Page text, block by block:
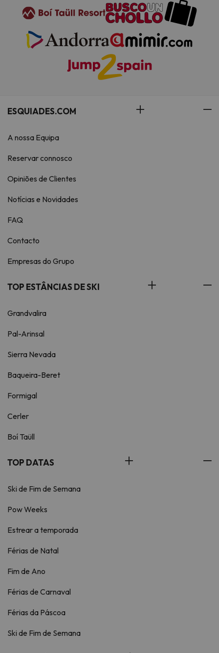
ESQUIADES.COM
A nossa Equipa
Reservar connosco
Opiniões de Clientes
Notícias e Novidades
FAQ
Contacto
Empresas do Grupo
TOP ESTÂNCIAS DE SKI
Grandvalira
Pal-Arinsal
Sierra Nevada
Baqueira-Beret
Formigal
Cerler
Boí Taüll
TOP DATAS
Ski de Fim de Semana
Pow Weeks
Estrear a temporada
Férias de Natal
Fim de Ano
Férias de Carnaval
Férias da Páscoa
Ski de Fim de Semana